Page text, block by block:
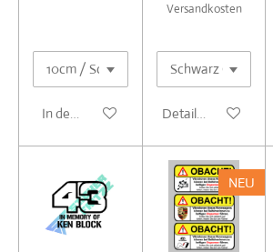
In den Warenkorb
Versandkosten
Details anzeigen
NEU